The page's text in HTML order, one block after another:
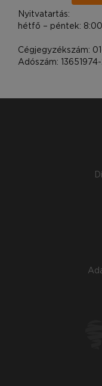
Nyitvatartás:
hétfő – péntek: 8:00
Cégjegyzékszám:
Adószám: